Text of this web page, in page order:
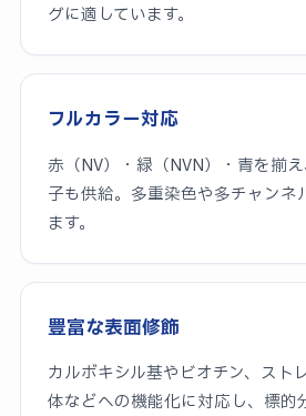
グに適しています。
フルカラー対応
赤（NV）・緑（NVN）・青を揃
子も供給。多重染色や多チャンネ
ます。
豊富な表面修飾
カルボキシル基やビオチン、スト
体などへの機能化に対応し、標的